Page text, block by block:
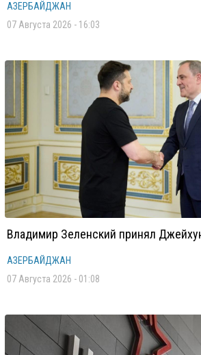
АЗЕРБАЙДЖАН
07 Августа 2026 - 16:03
Владимир Зеленский принял
АЗЕРБАЙДЖАН
07 Августа 2026 - 01:08